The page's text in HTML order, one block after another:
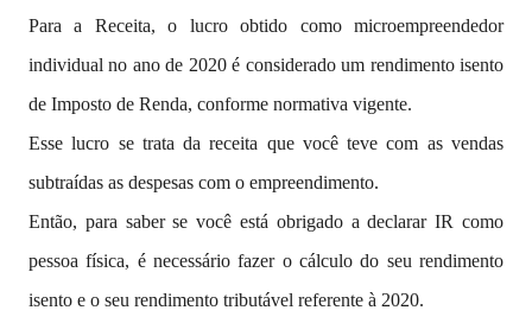
Para a Receita, o lucro obtido como microempreendedor
individual no ano de 2020 é considerado um rendimento isento
de Imposto de Renda, conforme normativa vigente.
Esse lucro se trata da receita que você teve com as vendas
subtraídas as despesas com o empreendimento.
Então, para saber se você está obrigado a declarar IR como
pessoa física, é necessário fazer o cálculo do seu rendimento
isento e o seu rendimento tributável referente à 2020.